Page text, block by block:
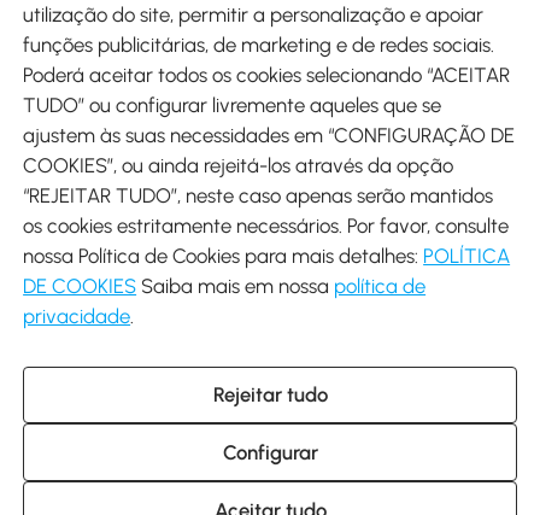
Envio
Descarregar Aosom App
Google Play
+34 931 294 512 (Seg-Sex das 7:30 às 16:30h)
info@aosom.pt
C/ Roc Gros, nº 15. 08550 Els Hostalets de Balenyà (Barcelona),
Espanha
© 2014-2026 SPANISH AOSOM SL (NIF: B66295775) Todos os
utilização do site, permitir a personalização e apoiar
funções publicitárias, de marketing e de redes sociais.
Poderá aceitar todos os cookies selecionando “ACEITAR
TUDO” ou configurar livremente aqueles que se
ajustem às suas necessidades em “CONFIGURAÇÃO DE
COOKIES”, ou ainda rejeitá-los através da opção
“REJEITAR TUDO”, neste caso apenas serão mantidos
os cookies estritamente necessários. Por favor, consulte
nossa Política de Cookies para mais detalhes: POLÍTICA
DE COOKIES Saiba mais em nossa política de
privacidade
Rejeitar tudo
Configurar
Aceitar tudo